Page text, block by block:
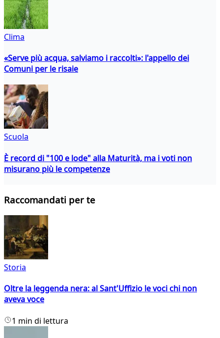
Clima
«Serve più acqua, salviamo i raccolti»: l'appello dei
Comuni per le risaie
Scuola
È record di "100 e lode" alla Maturità, ma i voti non
misurano più le competenze
Raccomandati per te
Storia
Oltre la leggenda nera: al Sant'Uffizio le voci chi non
aveva voce
1 min di lettura